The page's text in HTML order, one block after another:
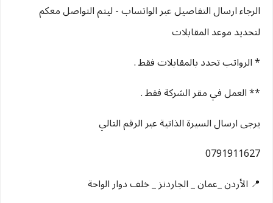
الرجاء ارسال التفاصيل عبر الواتساب - ليتم التواصل معكم
لتحديد موعد المقابلات
* الرواتب تحدد بالمقابلات فقط .
** العمل في مقر الشركة فقط .
يرجى ارسال السيرة الذاتية عبر الرقم التالي
📍 الأردن _عمان _ الجاردنز _ خلف دوار الواحة